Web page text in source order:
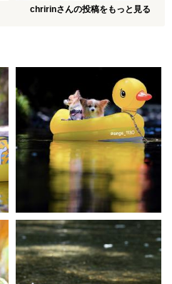
chririnさんの投稿をもっと見る